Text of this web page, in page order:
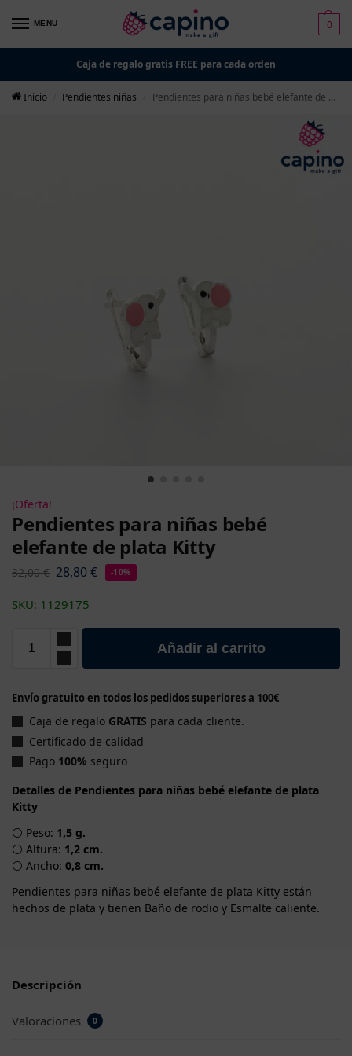
MENU 0
Caja de regalo gratis FREE para cada orden
Inicio Pendientes niñas Pendientes para niñas bebé elefante de plata Kitty
¡Oferta!
Pendientes para niñas bebé
elefante de plata Kitty
32,00€ 28,80€ -10%
SKU: 1129175
Añadir al carrito
Envío gratuito en todos los pedidos superiores a 100€
Caja de regalo GRATIS para cada cliente.
Certificado de calidad
Pago 100% seguro
Detalles de Pendientes para niñas bebé elefante de plata
Kitty
⚪ Peso: 1,5 g.
⚪ Altura: 1,2 cm.
⚪ Ancho: 0,8 cm.
Pendientes para niñas bebé elefante de plata Kitty están
hechos de plata y tienen Baño de rodio y Esmalte caliente.
Descripción
Valoraciones 0